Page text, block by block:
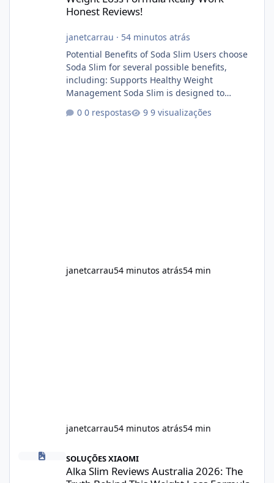
Honest Reviews!
janetcarrau · 54 minutos atrás
Potential Benefits of Soda Slim Users choose
Soda Slim for several possible benefits,
including: Supports Healthy Weight
Management Soda Slim is designed to
exercise rather than replace them.
0 respostas 9 visualizações
janetcarrau54 minutos atrás54 min
janetcarrau54 minutos atrás54 min
SOLUÇÕES XIAOMI
Alka Slim Reviews Australia 2026: The